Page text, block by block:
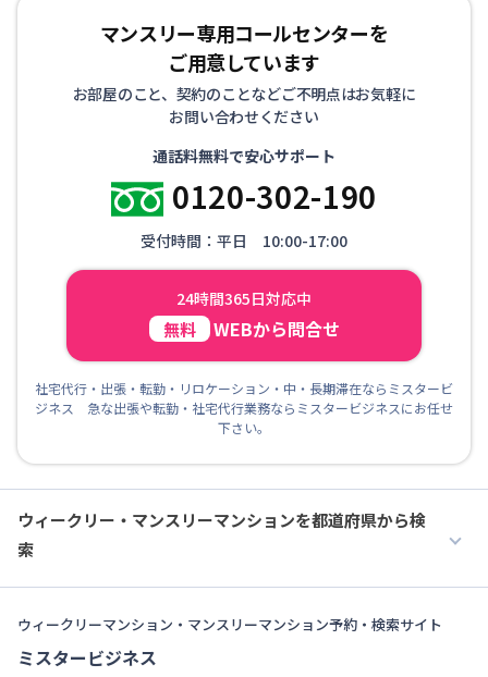
マンスリー専用コールセンターを
ご用意しています
お部屋のこと、契約のことなどご不明点はお気軽に
お問い合わせください
通話料無料で安心サポート
0120-302-190
受付時間：平日 10:00-17:00
24時間365日対応中
無料 WEBから問合せ
社宅代行・出張・転勤・リロケーション・中・長期滞在ならミスタービ
ジネス 急な出張や転勤・社宅代行業務ならミスタービジネスにお任せ
下さい。
ウィークリー・マンスリーマンションを都道府県から検
索
ウィークリーマンション・マンスリーマンション予約・検索サイト
ミスタービジネス